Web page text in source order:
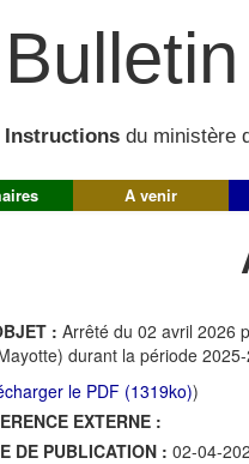
Instructions du ministère
A venir
: Arrêté du 02 avril 2026
durant la période
le PDF (1319ko))
EXTERNE :
DE PUBLICATION : 02-04-